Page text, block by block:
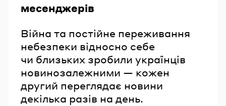
месенджерів
Війна та постійне переживання
небезпеки відносно себе
чи близьких зробили українців
новинозалежними — кожен
другий переглядає новини
декілька разів на день.